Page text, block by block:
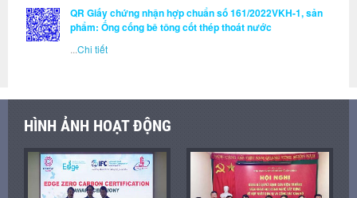
QR Giấy chứng nhận hợp chuẩn số 161/2022VKH-1, sản
phẩm: Ống cống bê tông cốt thép thoát nước
Chi tiết
HÌNH ẢNH HOẠT ĐỘNG